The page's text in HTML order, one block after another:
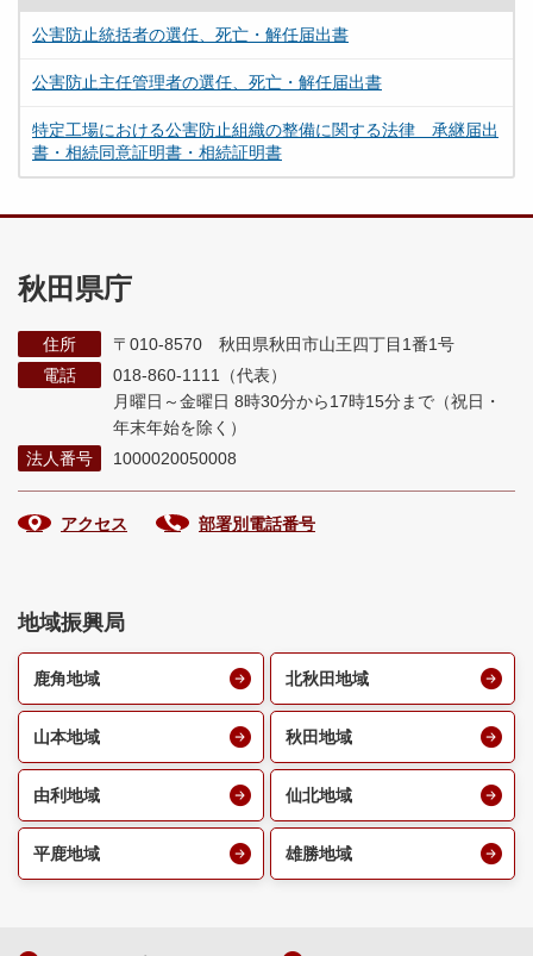
公害防止統括者の選任、死亡・解任届出書
公害防止主任管理者の選任、死亡・解任届出書
特定工場における公害防止組織の整備に関する法律 承継届出
書・相続同意証明書・相続証明書
秋田県庁
住所
〒010-8570 秋田県秋田市山王四丁目1番1号
電話
018-860-1111（代表）
月曜日～金曜日 8時30分から17時15分まで （祝日・
年末年始を除く）
法人番号
1000020050008
アクセス 部署別電話番号
地域振興局
鹿角地域 北秋田地域
山本地域 秋田地域
由利地域 仙北地域
平鹿地域 雄勝地域